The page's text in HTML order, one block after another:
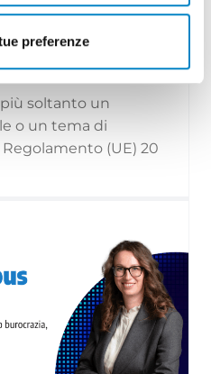
preferenze
2024/1781 e il
soltanto un
o un tema di
(UE) 20